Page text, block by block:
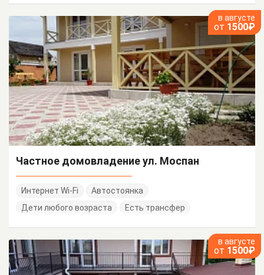
в августе
от 1500₽
Частное домовладение ул. Моспан
Интернет Wi-Fi
Автостоянка
Дети любого возраста
Есть трансфер
в августе
от 1500₽